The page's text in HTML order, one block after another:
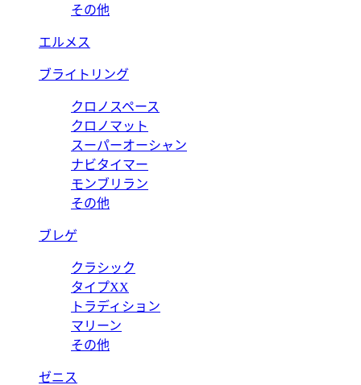
その他
エルメス
ブライトリング
クロノスペース
クロノマット
スーパーオーシャン
ナビタイマー
モンブリラン
その他
ブレゲ
クラシック
タイプXX
トラディション
マリーン
その他
ゼニス